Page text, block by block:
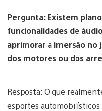
Pergunta: Existem
funcionalidades de
aprimorar a imersão no
dos motores ou dos
Resposta: O que
esportes automobilísticos